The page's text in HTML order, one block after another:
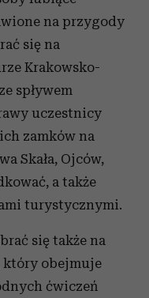
na przygody
się na
Krakowsko-
spływem
uczestnicy
zamków na
Skała, Ojców,
a także
turystycznymi.
się także na
który obejmuje
ćwiczeń